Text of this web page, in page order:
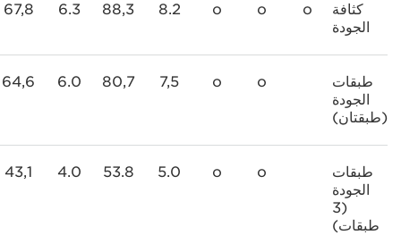
كثافة
الجودة
6.3
67,8
طبقات
الجودة
(طبقتان)
80,7
6.0
64,6
طبقات
الجودة
(3
طبقات)
4.0
43,1